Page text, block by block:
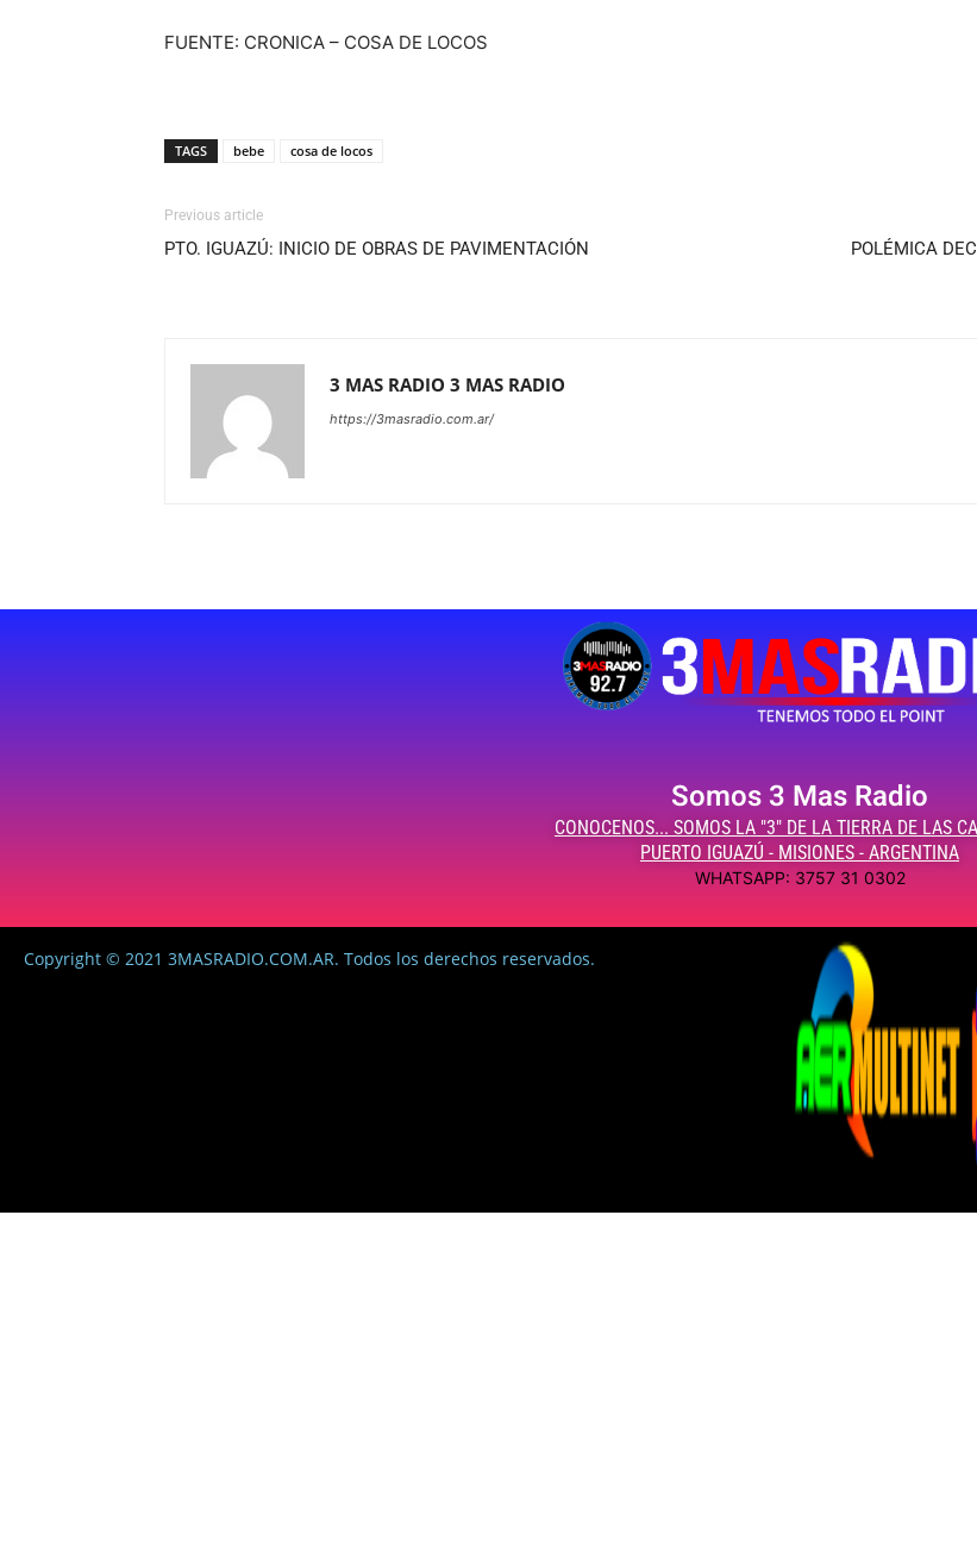
FUENTE: CRONICA – COSA DE LOCOS
TAGS bebe cosa de locos
Previous article
PTO. IGUAZÚ: INICIO DE OBRAS DE PAVIMENTACIÓN
POLÉMICA
3 MAS RADIO 3 MAS RADIO
https://3masradio.com.ar/
Somos 3 Mas Radio
CONOCENOS... SOMOS LA "3" DE LA TIERRA DE LAS
PUERTO IGUAZÚ - MISIONES - ARGENTINA
WHATSAPP: 3757 31 0302
Copyright © 2021 3MASRADIO.COM.AR. Todos los derechos reservados.